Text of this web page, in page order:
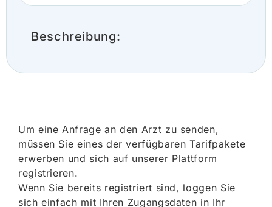
Beschreibung:
Um eine Anfrage an den Arzt zu senden,
müssen Sie eines der verfügbaren Tarifpakete
erwerben und sich auf unserer Plattform
registrieren.
Wenn Sie bereits registriert sind, loggen Sie
sich einfach mit Ihren Zugangsdaten in Ihr